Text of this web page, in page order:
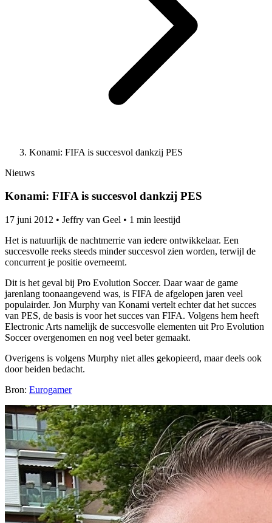
Konami: FIFA is succesvol dankzij PES
Nieuws
Konami: FIFA is succesvol dankzij PES
17 juni 2012 • Jeffry van Geel • 1 min leestijd
Het is natuurlijk de nachtmerrie van iedere ontwikkelaar. Een
succesvolle reeks steeds minder succesvol zien worden, terwijl de
concurrent je positie overneemt.
Dit is het geval bij Pro Evolution Soccer. Daar waar de game
jarenlang toonaangevend was, is FIFA de afgelopen jaren veel
populairder. Jon Murphy van Konami vertelt echter dat het succes
van PES, de basis is voor het succes van FIFA. Volgens hem heeft
Electronic Arts namelijk de succesvolle elementen uit Pro Evolution
Soccer overgenomen en nog veel beter gemaakt.
Overigens is volgens Murphy niet alles gekopieerd, maar deels ook
door beiden bedacht.
Bron: Eurogamer